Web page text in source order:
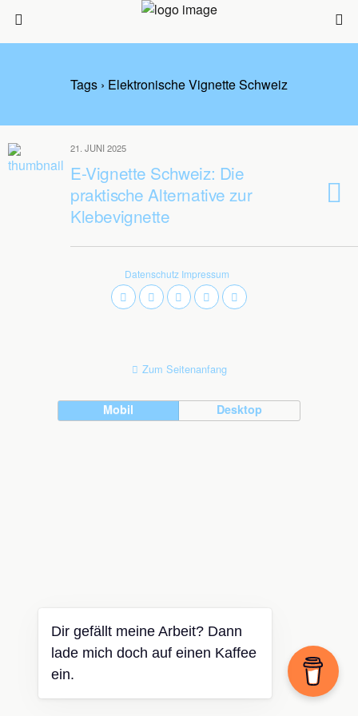
Tags › Elektronische Vignette Schweiz
21. JUNI 2025
E-Vignette Schweiz: Die
praktische Alternative zur
Klebevignette
Datenschutz Impressum
Zum Seitenanfang
Mobil Desktop
Dir gefällt meine Arbeit? Dann
lade mich doch auf einen Kaffee
ein.